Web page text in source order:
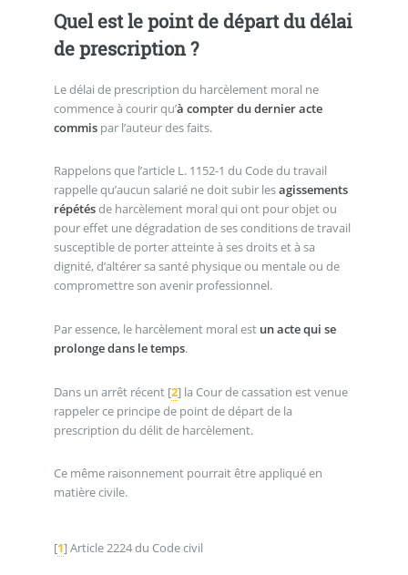
Quel est le point de départ du délai
de prescription ?
Le délai de prescription du harcèlement moral ne
commence à courir qu’à compter du dernier acte
commis par l’auteur des faits.
Rappelons que l’article L. 1152-1 du Code du travail
rappelle qu’aucun salarié ne doit subir lesagissements
répétésde harcèlement moral qui ont pour objet ou
pour effet une dégradation de ses conditions de travail
susceptible de porter atteinte à ses droits et à sa
dignité, d’altérer sa santé physique ou mentale ou de
compromettre son avenir professionnel.
Par essence, le harcèlement moral est un acte qui se
prolonge dans le temps.
Dans un arrêt récent[2]la Cour de cassation est venue
rappeler ce principe de point de départ de la
prescription du délit de harcèlement.
Ce même raisonnement pourrait être appliqué en
matière civile.
[1]Article 2224 du Code civil